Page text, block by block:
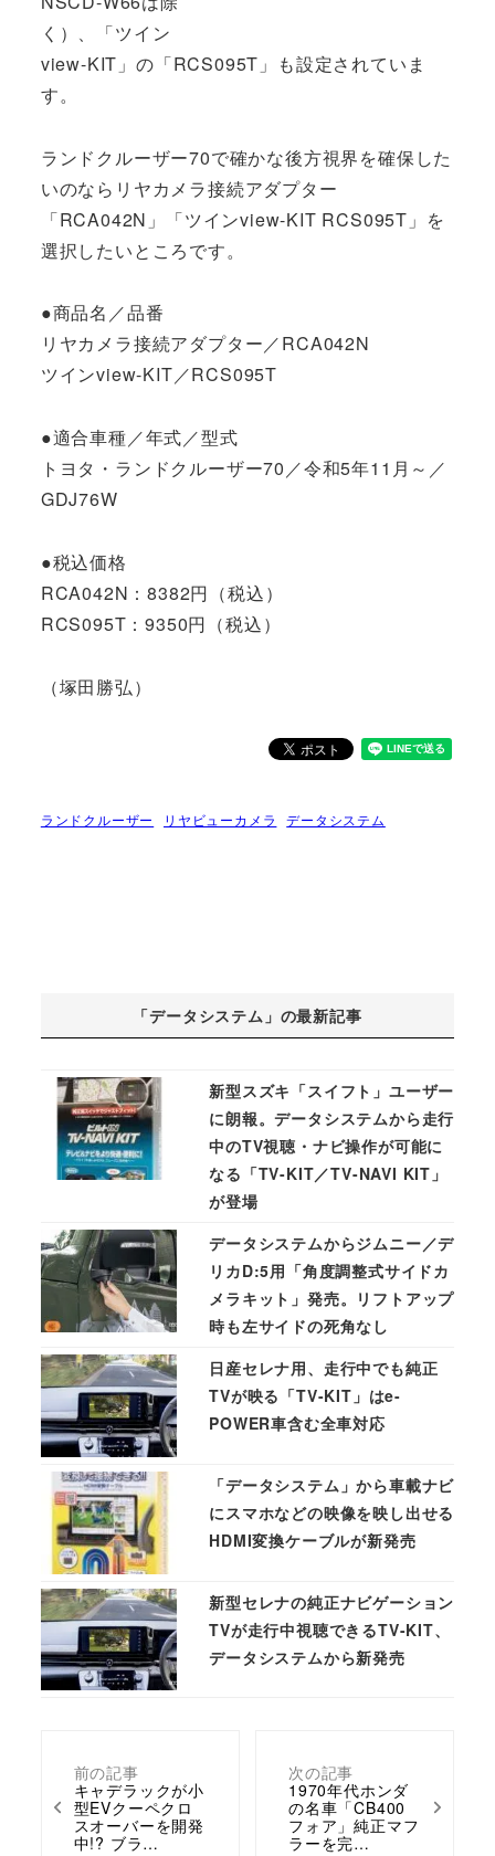
く）、「ツイン
view-KIT」の「RCS095T」も設定されていま
す。
ランドクルーザー70で確かな後方視界を確保した
いのならリヤカメラ接続アダプター
「RCA042N」「ツインview-KIT RCS095T」を
選択したいところです。
●商品名／品番
リヤカメラ接続アダプター／RCA042N
ツインview-KIT／RCS095T
●適合車種／年式／型式
トヨタ・ランドクルーザー70／令和5年11月～／
GDJ76W
●税込価格
RCA042N：8382円（税込）
RCS095T：9350円（税込）
（塚田勝弘）
ランドクルーザー リヤビューカメラ データシステム
前の記事
キャデラックが小
型EVクーペクロ
スオーバーを開発
中!? ブラ…
次の記事
1970年代ホンダ
の名車「CB400
フォア」純正マフ
ラーを完…
「データシステム」の最新記事
新型スズキ「スイフト」ユーザー
に朗報。データシステムから走行
中のTV視聴・ナビ操作が可能に
なる「TV-KIT／TV-NAVI KIT」
が登場
データシステムからジムニー／デ
リカD:5用「角度調整式サイドカ
メラキット」発売。リフトアップ
時も左サイドの死角なし
日産セレナ用、走行中でも純正
TVが映る「TV-KIT」はe-
POWER車含む全車対応
「データシステム」から車載ナビ
にスマホなどの映像を映し出せる
HDMI変換ケーブルが新発売
新型セレナの純正ナビゲーション
TVが走行中視聴できるTV-KIT、
データシステムから新発売